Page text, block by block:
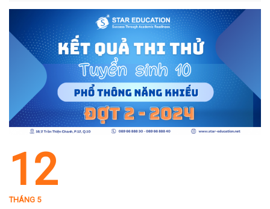
12
THÁNG 5